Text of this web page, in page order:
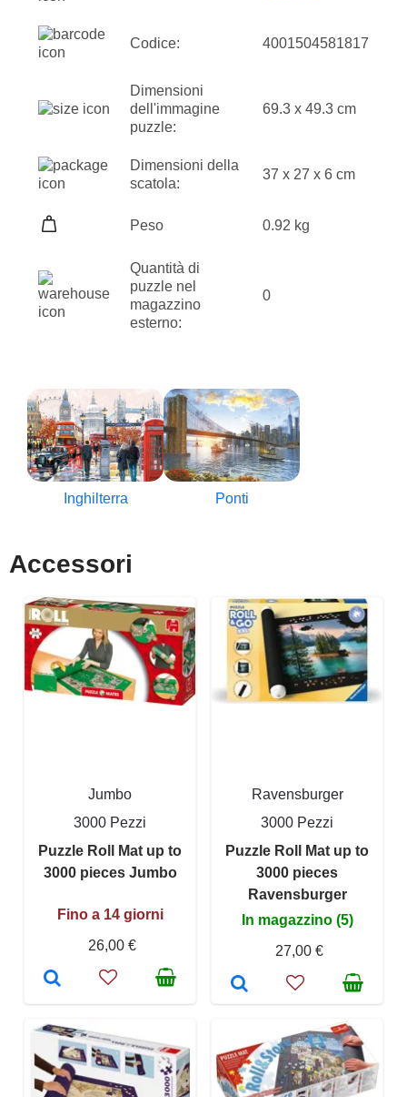
Codice: 4001504581817
Dimensioni
dell'immagine
puzzle:
69.3 x 49.3 cm
Dimensioni della
scatola:
37 x 27 x 6 cm
Peso 0.92 kg
Quantità di
puzzle nel
magazzino
esterno:
0
Inghilterra Ponti
Accessori
Jumbo
3000 Pezzi
Puzzle Roll Mat up to
3000 pieces Jumbo
Fino a 14 giorni
26,00 €
Ravensburger
3000 Pezzi
Puzzle Roll Mat up to
3000 pieces
Ravensburger
In magazzino (5)
27,00 €